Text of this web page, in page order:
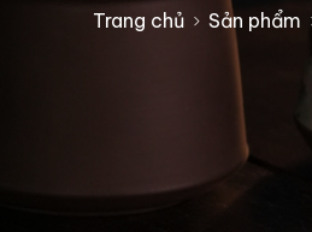
Trang chủ Sản phẩm